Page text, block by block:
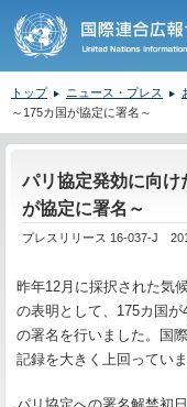
トップ ニュース・プレス
～175カ国が協定に署名～
パリ協定発効に向
が協定に署名～
プレスリリース 16-037-J
昨年12月に採択された気
の表明として、175カ国
の署名を行いました。国
記録を大きく上回っていま